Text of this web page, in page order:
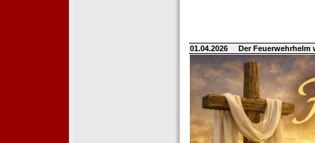
01.04.2026 Der